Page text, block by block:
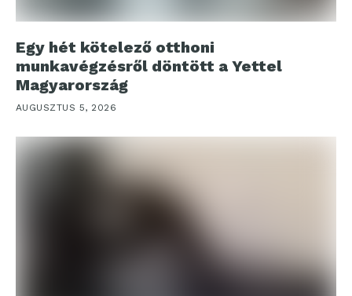
Egy hét kötelező otthoni
munkavégzésről döntött a Yettel
Magyarország
AUGUSZTUS 5, 2026